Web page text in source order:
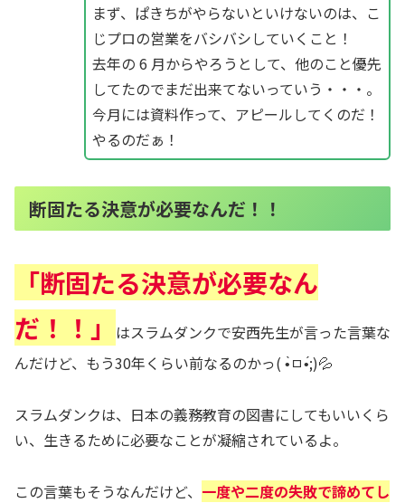
まず、ぱきちがやらないといけないのは、こ
じプロの営業をバシバシしていくこと！
去年の 6 月からやろうとして、他のこと優先
してたのでまだ出来てないっていう・・・。
今月には資料作って、アピールしてくのだ！
やるのだぁ！
断固たる決意が必要なんだ！！
「断固たる決意が必要なん
だ！！」
はスラムダンクで安西先生が言った言葉な
んだけど、もう30年くらい前なるのかっ( •̀ㅁ•́;)💦
スラムダンクは、日本の義務教育の図書にしてもいいくら
い、生きるために必要なことが凝縮されているよ。
この言葉もそうなんだけど、 一度や二度の失敗で諦めてし